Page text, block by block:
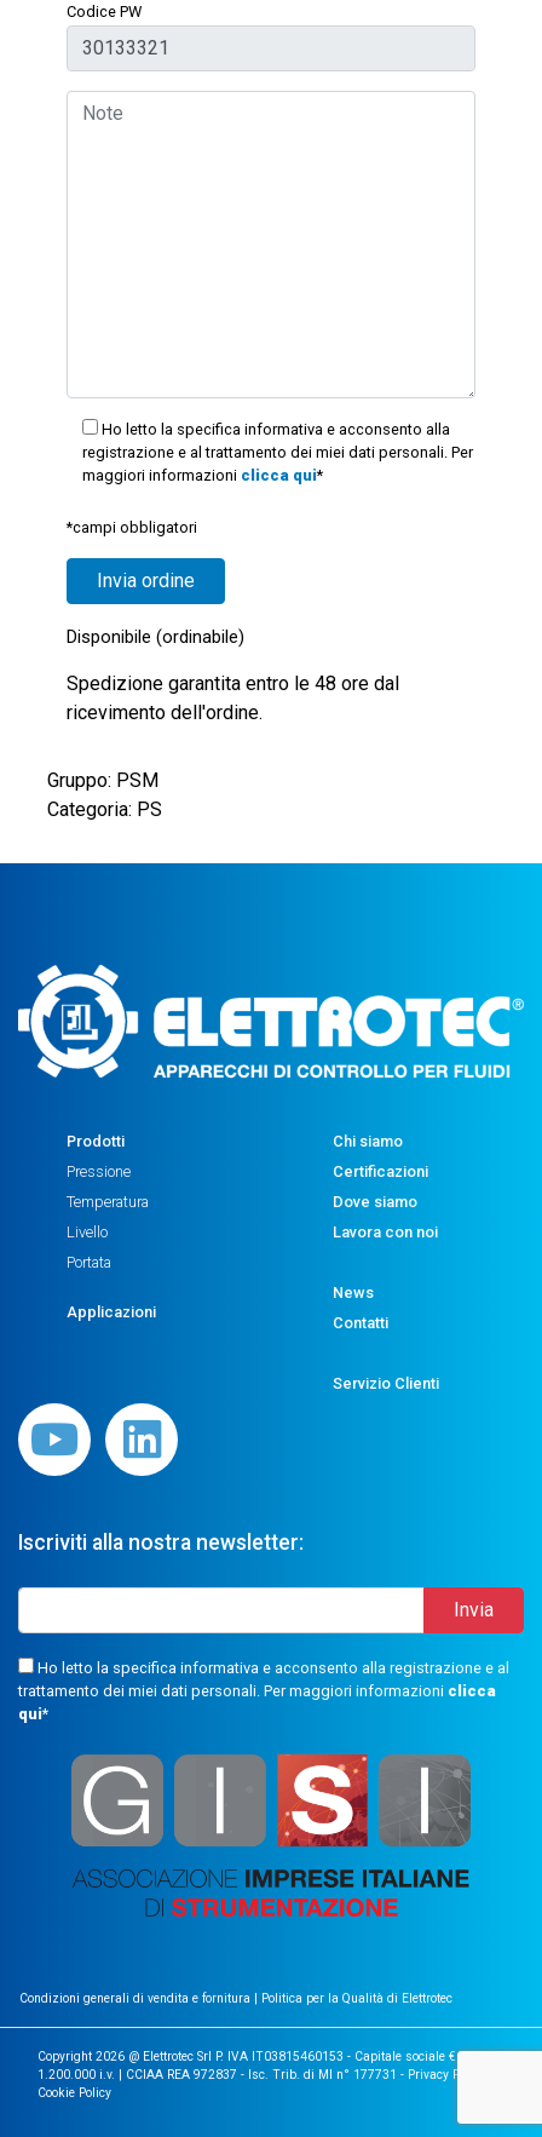
Codice PW
Ho letto la specifica informativa e acconsento alla
registrazione e al trattamento dei miei dati personali. Per
maggiori informazioni clicca qui*
*campi obbligatori
Disponibile (ordinabile)
Spedizione garantita entro le 48 ore dal
ricevimento dell'ordine.
Gruppo: PSM
Categoria: PS
Prodotti
Pressione
Temperatura
Livello
Portata
Applicazioni
Chi siamo
Certificazioni
Dove siamo
Lavora con noi
News
Contatti
Servizio Clienti
Iscriviti alla nostra newsletter:
Ho letto la specifica informativa e acconsento alla registrazione e al
trattamento dei miei dati personali. Per maggiori informazioni clicca
qui*
Condizioni generali di vendita e fornitura | Politica per la Qualità di Elettrotec
Copyright 2026 @ Elettrotec Srl P. IVA IT03815460153 - Capitale sociale €
1.200.000 i.v. | CCIAA REA 972837 - Isc. Trib. di MI n° 177731 - Privacy Policy
Cookie Policy